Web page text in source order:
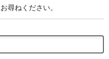
尋ねください。